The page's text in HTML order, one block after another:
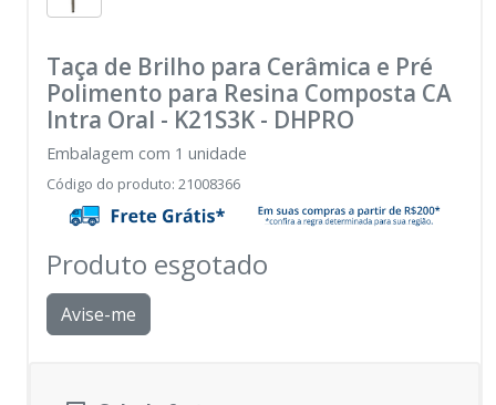
Taça de Brilho para Cerâmica e Pré
Polimento para Resina Composta CA
Intra Oral - K21S3K - DHPRO
Embalagem com 1 unidade
Código do produto: 21008366
Produto esgotado
Avise-me